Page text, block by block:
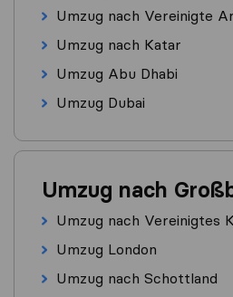
Umzug nach Vereinigte
Umzug nach Katar
Umzug Abu Dhabi
Umzug Dubai
Umzug nach
Umzug nach Vereinigtes
Umzug London
Umzug nach Schottland